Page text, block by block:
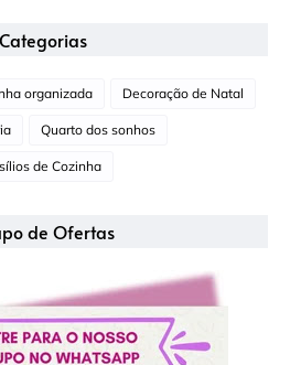
Categorias
organizada Decoração de Natal
Quarto dos sonhos
de Cozinha
de Ofertas